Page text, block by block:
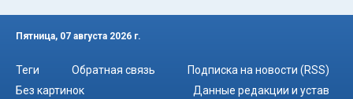
Пятница, 07 августа 2026 г.
Теги Обратная связь
Подписка на новости (RSS)
Без картинок
Данные редакции и устав